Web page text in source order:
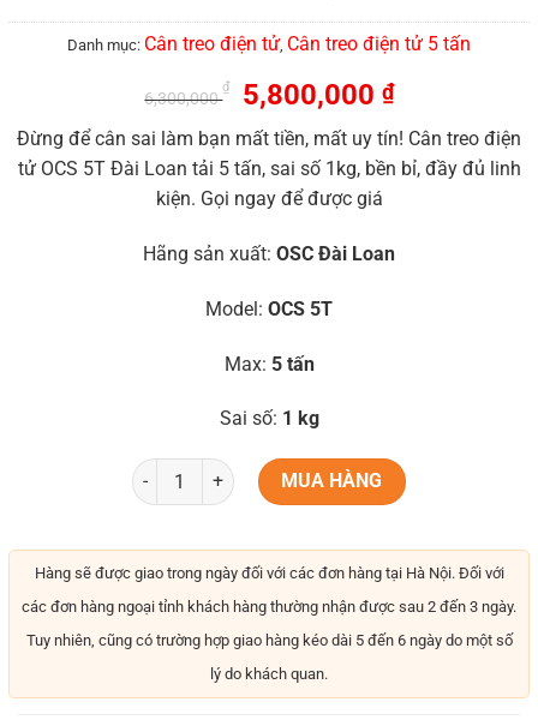
Danh mục: Cân treo điện tử, Cân treo điện tử 5 tấn
6,300,000
₫ 5,800,000 ₫
Đừng để cân sai làm bạn mất tiền, mất uy tín! Cân treo điện
tử OCS 5T Đài Loan tải 5 tấn, sai số 1kg, bền bỉ, đầy đủ linh
kiện. Gọi ngay để được giá
Hãng sản xuất: OSC Đài Loan
Model: OCS 5T
Max: 5 tấn
Sai số: 1 kg
MUA HÀNG
Hàng sẽ được giao trong ngày đối với các đơn hàng tại Hà Nội. Đối với
các đơn hàng ngoại tỉnh khách hàng thường nhận được sau 2 đến 3 ngày.
Tuy nhiên, cũng có trường hợp giao hàng kéo dài 5 đến 6 ngày do một số
lý do khách quan.